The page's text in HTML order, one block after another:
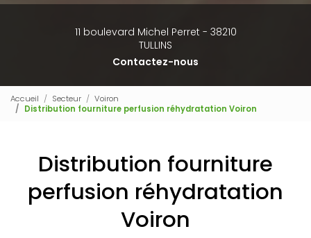
11 boulevard Michel Perret - 38210
TULLINS
Contactez-nous
Accueil Secteur
Voiron
Distribution fourniture perfusion réhydratation Voiron
Distribution fourniture
perfusion réhydratation
Voiron